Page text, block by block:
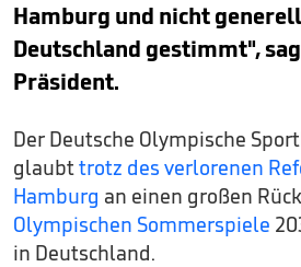
Hamburg und nicht
Deutschland gestimmt",
Präsident.
Der Deutsche Olympische
glaubttrotz des verlorenen
Hamburg an einen großen
Olympischen Sommerspiele
in Deutschland.